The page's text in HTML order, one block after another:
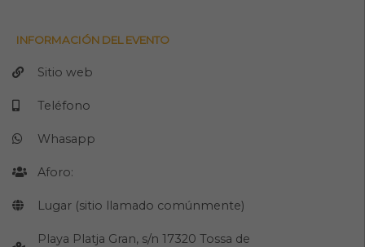
INFORMACIÓN DEL EVENTO
Sitio web
Teléfono
Whasapp
Aforo:
Lugar (sitio llamado comúnmente)
Playa Platja Gran, s/n 17320 Tossa de